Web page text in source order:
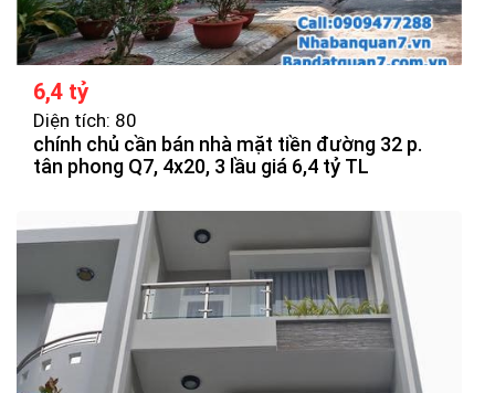
6,4 tỷ
Diện tích: 80
chính chủ cần bán nhà mặt tiền đường 32 p.
tân phong Q7, 4x20, 3 lầu giá 6,4 tỷ TL